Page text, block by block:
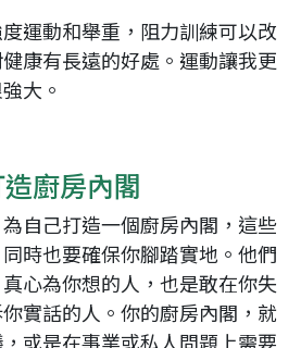
運動和舉重，阻力訓練可以改
康有長遠的好處。運動讓我更
大。
廚房內閣
自己打造一個廚房內閣，這些
時也要確保你腳踏實地。他們
心為你想的人，也是敢在你失
實話的人。你的廚房內閣，就
或是在事業或私人問題上需要